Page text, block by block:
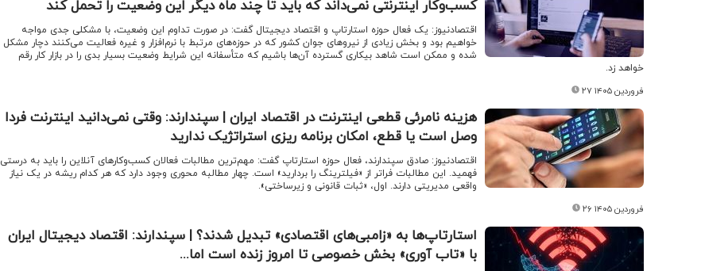
کسب‌وکار اینترنتی نمی‌داند که باید تا چند ماه دیگر این وضعیت را تحمل کند
اقتصادنیوز: یک فعال حوزه استارتاپ و اقتصاد دیجیتال گفت: در صورت تداوم این وضعیت، با مشکلی جدی مواجه
خواهیم بود و بخش زیادی از نیروهای جوان کشور که در حوزه‌های مرتبط با نرم‌افزار و غیره فعالیت می‌کنند دچار مشکل
شده و ممکن است شاهد بیکاری گسترده آن‌ها باشیم که متأسفانه این شرایط وضعیت بسیار بدی را در بازار کار رقم
خواهد زد.
۲۷ فروردین ۱۴۰۵
هزینه نامرئی قطعی اینترنت در اقتصاد ایران | سپندارند: وقتی نمی‌دانید اینترنت فردا
وصل است یا قطع، امکان برنامه ریزی استراتژیک ندارید
اقتصادنیوز: صادق سپندارند، فعال حوزه استارتاپ گفت: مهم‌ترین مطالبات فعالان کسب‌وکارهای آنلاین را باید به درستی
فهمید. این مطالبات فراتر از «فیلترینگ را بردارید» است. چهار مطالبه محوری وجود دارد که هر کدام ریشه در یک نیاز
واقعی مدیریتی دارند. اول، «ثبات قانونی و زیرساختی».
۲۶ فروردین ۱۴۰۵
استارتاپ‌ها به «زامبی‌های اقتصادی» تبدیل شدند؟ | سپندارند: اقتصاد دیجیتال ایران
با «تاب آوری» بخش خصوصی تا امروز زنده است اما...